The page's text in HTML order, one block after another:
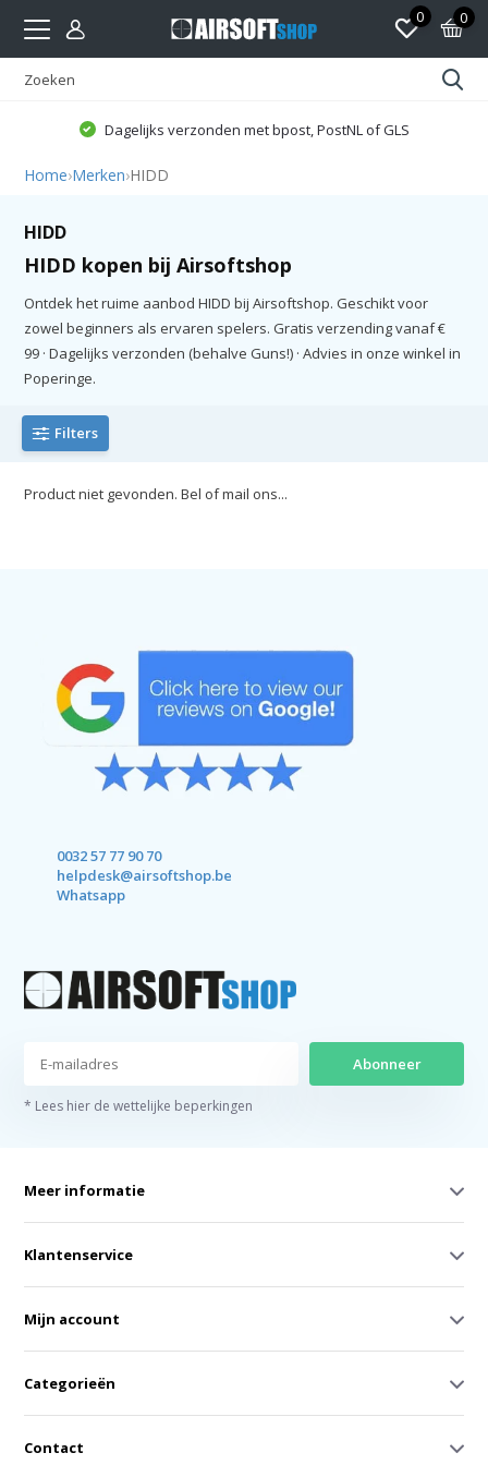
0 0
Dagelijks verzonden met bpost, PostNL of GLS
Home›Merken›HIDD
HIDD
HIDD kopen bij Airsoftshop
Ontdek het ruime aanbod HIDD bij Airsoftshop. Geschikt voor
zowel beginners als ervaren spelers. Gratis verzending vanaf €
99 · Dagelijks verzonden (behalve Guns!) · Advies in onze winkel in
Poperinge.
Filters
Product niet gevonden. Bel of mail ons...
0032 57 77 90 70
helpdesk@airsoftshop.be
Whatsapp
Abonneer
* Lees hier de wettelijke beperkingen
Meer informatie
Klantenservice
Mijn account
Categorieën
Contact